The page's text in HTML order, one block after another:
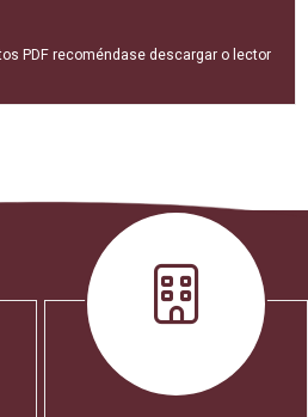
PDF recoméndase descargar o lector